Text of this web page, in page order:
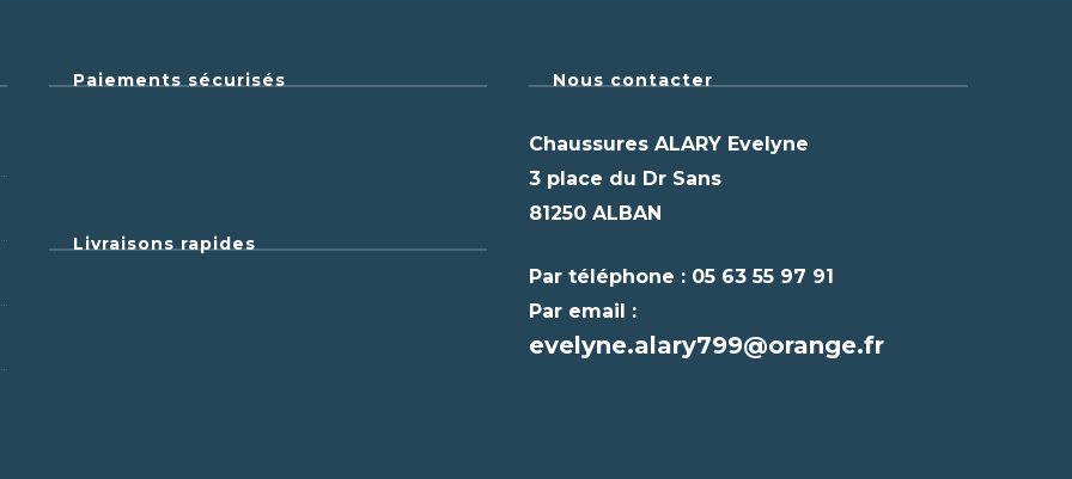
Paiements sécurisés
Livraisons rapides
Nous contacter
Chaussures ALARY Evelyne
3 place du Dr Sans
81250 ALBAN
Par téléphone : 05 63 55 97 91
Par email :
evelyne.alary799@orange.fr